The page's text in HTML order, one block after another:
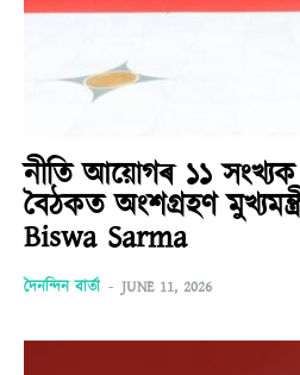
নীতি আয়োগৰ ১১ সংখ্যক
বৈঠকত অংশগ্ৰহণ
Biswa Sarma
দৈনন্দিন বাৰ্তা - JUNE 11, 2026